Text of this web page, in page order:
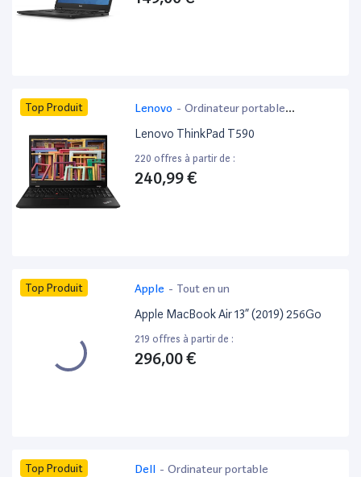
Top Produit Lenovo - Ordinateur portable
bureautique
Lenovo ThinkPad T590
220 offres à partir de :
240,99 €
Top Produit Apple - Tout en un
Apple MacBook Air 13” (2019) 256Go
219 offres à partir de :
296,00 €
Top Produit Dell - Ordinateur portable